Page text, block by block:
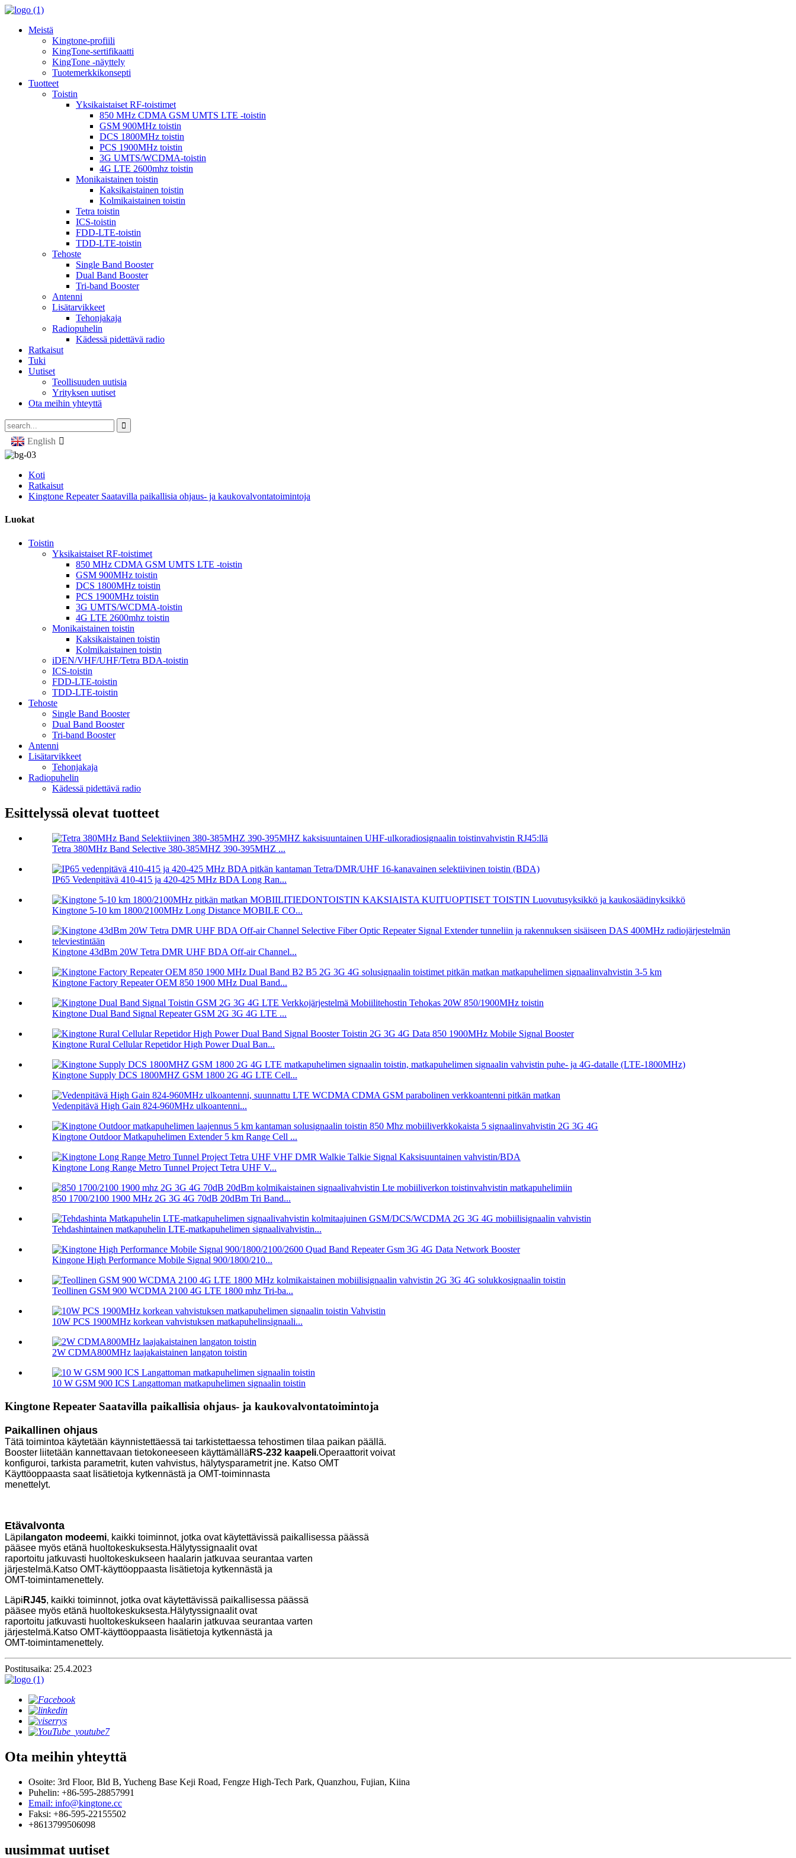
Meistä
Kingtone-profiili
KingTone-sertifikaatti
KingTone -näyttely
Tuotemerkkikonsepti
Tuotteet
Toistin
Yksikaistaiset RF-toistimet
850 MHz CDMA GSM UMTS LTE -toistin
GSM 900MHz toistin
DCS 1800MHz toistin
PCS 1900MHz toistin
3G UMTS/WCDMA-toistin
4G LTE 2600mhz toistin
Monikaistainen toistin
Kaksikaistainen toistin
Kolmikaistainen toistin
Tetra toistin
ICS-toistin
FDD-LTE-toistin
TDD-LTE-toistin
Tehoste
Single Band Booster
Dual Band Booster
Tri-band Booster
Antenni
Lisätarvikkeet
Tehonjakaja
Radiopuhelin
Kädessä pidettävä radio
Ratkaisut
Tuki
Uutiset
Teollisuuden uutisia
Yrityksen uutiset
Ota meihin yhteyttä
English
Koti
Ratkaisut
Kingtone Repeater Saatavilla paikallisia ohjaus- ja kaukovalvontatoimintoja
Luokat
Toistin
Yksikaistaiset RF-toistimet
850 MHz CDMA GSM UMTS LTE -toistin
GSM 900MHz toistin
DCS 1800MHz toistin
PCS 1900MHz toistin
3G UMTS/WCDMA-toistin
4G LTE 2600mhz toistin
Monikaistainen toistin
Kaksikaistainen toistin
Kolmikaistainen toistin
iDEN/VHF/UHF/Tetra BDA-toistin
ICS-toistin
FDD-LTE-toistin
TDD-LTE-toistin
Tehoste
Single Band Booster
Dual Band Booster
Tri-band Booster
Antenni
Lisätarvikkeet
Tehonjakaja
Radiopuhelin
Kädessä pidettävä radio
Esittelyssä olevat tuotteet
Tetra 380MHz Band Selective 380-385MHZ 390-395MHZ ...
IP65 Vedenpitävä 410-415 ja 420-425 MHz BDA Long Ran...
Kingtone 5-10 km 1800/2100MHz Long Distance MOBILE CO...
Kingtone 43dBm 20W Tetra DMR UHF BDA Off-air Channel...
Kingtone Factory Repeater OEM 850 1900 MHz Dual Band...
Kingtone Dual Band Signal Repeater GSM 2G 3G 4G LTE ...
Kingtone Rural Cellular Repetidor High Power Dual Ban...
Kingtone Supply DCS 1800MHZ GSM 1800 2G 4G LTE Cell...
Vedenpitävä High Gain 824-960MHz ulkoantenni...
Kingtone Outdoor Matkapuhelimen Extender 5 km Range Cell ...
Kingtone Long Range Metro Tunnel Project Tetra UHF V...
850 1700/2100 1900 MHz 2G 3G 4G 70dB 20dBm Tri Band...
Tehdashintainen matkapuhelin LTE-matkapuhelimen signaalivahvistin...
Kingone High Performance Mobile Signal 900/1800/210...
Teollinen GSM 900 WCDMA 2100 4G LTE 1800 mhz Tri-ba...
10W PCS 1900MHz korkean vahvistuksen matkapuhelinsignaali...
2W CDMA800MHz laajakaistainen langaton toistin
10 W GSM 900 ICS Langattoman matkapuhelimen signaalin toistin
Kingtone Repeater Saatavilla paikallisia ohjaus- ja kaukovalvontatoimintoja
Paikallinen ohjaus
Tätä toimintoa käytetään käynnistettäessä tai tarkistettaessa tehostimen tilaa paikan päällä.
Booster liitetään kannettavaan tietokoneeseen käyttämällä RS-232 kaapeli.Operaattorit voivat
konfiguroi, tarkista parametrit, kuten vahvistus, hälytysparametrit jne. Katso OMT
Käyttöoppaasta saat lisätietoja kytkennästä ja OMT-toiminnasta
menettelyt.
Etävalvonta
Läpi langaton modeemi, kaikki toiminnot, jotka ovat käytettävissä paikallisessa päässä
pääsee myös etänä huoltokeskuksesta.Hälytyssignaalit ovat
raportoitu jatkuvasti huoltokeskukseen haalarin jatkuvaa seurantaa varten
järjestelmä.Katso OMT-käyttöoppaasta lisätietoja kytkennästä ja
OMT-toimintamenettely.
Läpi RJ45, kaikki toiminnot, jotka ovat käytettävissä paikallisessa päässä
pääsee myös etänä huoltokeskuksesta.Hälytyssignaalit ovat
raportoitu jatkuvasti huoltokeskukseen haalarin jatkuvaa seurantaa varten
järjestelmä.Katso OMT-käyttöoppaasta lisätietoja kytkennästä ja
OMT-toimintamenettely.
Postitusaika: 25.4.2023
Ota meihin yhteyttä
Osoite: 3rd Floor, Bld B, Yucheng Base Keji Road, Fengze High-Tech Park, Quanzhou, Fujian, Kiina
Puhelin: +86-595-28857991
Email: info@kingtone.cc
Faksi: +86-595-22155502
+8613799506098
uusimmat uutiset